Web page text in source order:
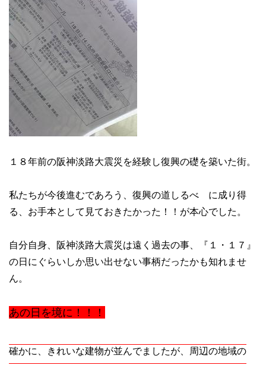
１８年前の阪神淡路大震災を経験し復興の礎を築いた街。
私たちが今後進むであろう、復興の道しるべ に成り得
る、お手本として見ておきたかった！！が本心でした。
自分自身、阪神淡路大震災は遠く過去の事、『１・１７』
の日にぐらいしか思い出せない事柄だったかも知れませ
ん。
あの日を境に！！！
確かに、きれいな建物が並んでましたが、周辺の地域の